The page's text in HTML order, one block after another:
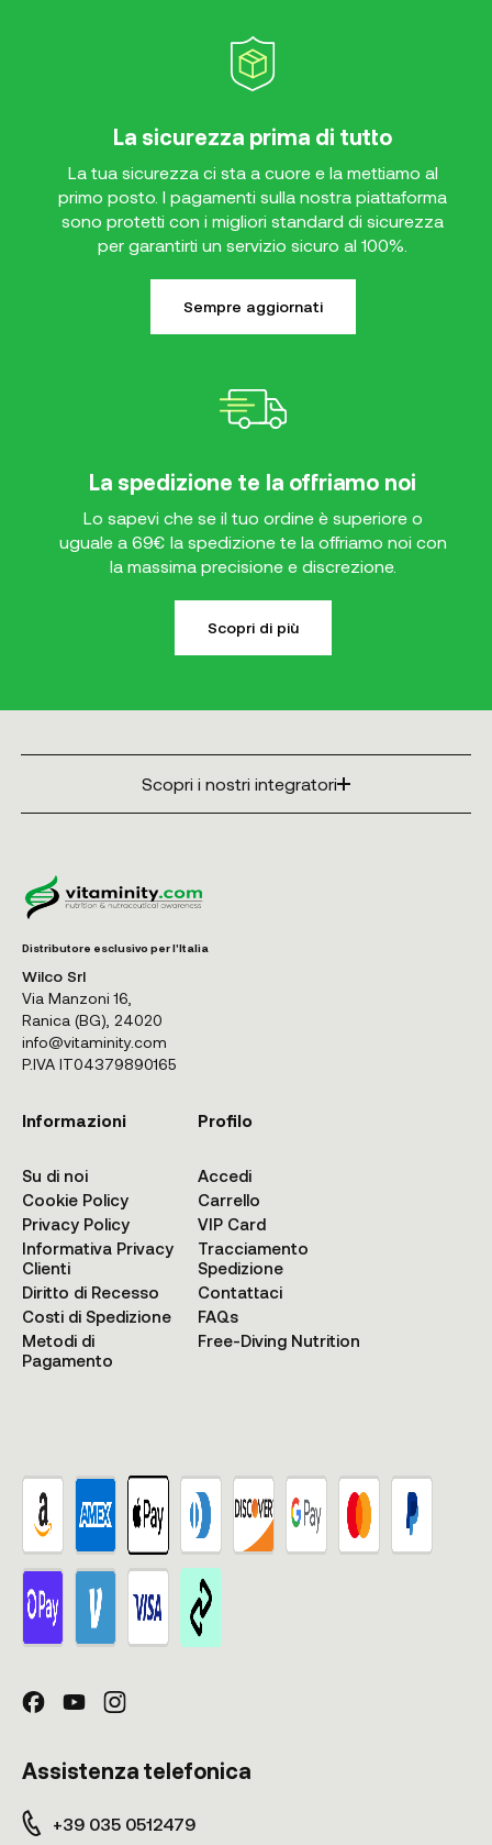
La sicurezza prima di tutto
La tua sicurezza ci sta a cuore e la mettiamo al
primo posto. I pagamenti sulla nostra piattaforma
sono protetti con i migliori standard di sicurezza
per garantirti un servizio sicuro al 100%.
Sempre aggiornati
La spedizione te la offriamo noi
Lo sapevi che se il tuo ordine è superiore o
uguale a 69€ la spedizione te la offriamo noi con
la massima precisione e discrezione.
Scopri di più
Scopri i nostri integratori
Distributore esclusivo per l'Italia
Wilco Srl
Via Manzoni 16,
Ranica (BG), 24020
info@vitaminity.com
P.IVA IT04379890165
Informazioni
Su di noi
Cookie Policy
Privacy Policy
Informativa Privacy
Clienti
Diritto di Recesso
Costi di Spedizione
Metodi di
Pagamento
Profilo
Accedi
Carrello
VIP Card
Tracciamento
Spedizione
Contattaci
FAQs
Free-Diving Nutrition
Assistenza telefonica
+39 035 0512479